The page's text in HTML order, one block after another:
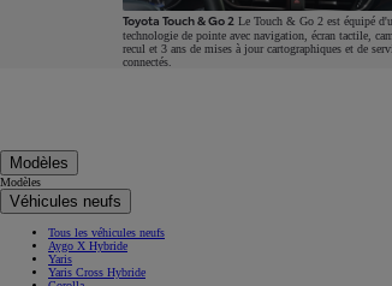
À partir de 19 700 €
Nouvelle Yaris Cross
Toyota Touch & Go 2 Le Touch & Go 2 est équipé
technologie de pointe avec navigation, écran tactile,
recul et 3 ans de mises à jour cartographiques et de
connectés.
Modèles
Modèles
Véhicules neufs
Tous les véhicules neufs
Aygo X Hybride
Yaris
Yaris Cross Hybride